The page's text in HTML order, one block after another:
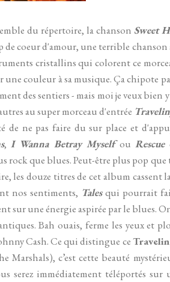
du répertoire, la chanson Sweet
coeur d'amour, une terrible chanson
cristallins qui colorent ce
couleur à sa musique. Ça chipote
des sentiers - mais moi je veux bien
au super morceau d'entrée
ne pas faire du sur place et
,I Wanna Betray MyselfouRescue
rock que blues. Peut-être plus pop
les douze titres de cet album cassent
nos sentiments, Talesqui pourrait
sur une énergie aspirée par le blues.
Bah ouais, ferme les yeux et
Cash. Ce qui distingue ce
Marshals), c’est cette beauté
serez immédiatement téléportés sur